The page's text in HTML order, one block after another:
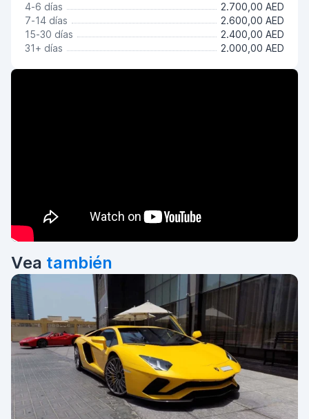
4-6 días
2.700,00 AED
7-14 días
2.600,00 AED
15-30 días
2.400,00 AED
31+ días
2.000,00 AED
Vea también